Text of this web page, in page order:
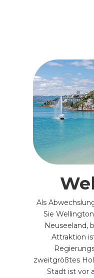
Als
Sie
Neuseeland,
Attraktion
zweitgrößtes
Stadt ist vor